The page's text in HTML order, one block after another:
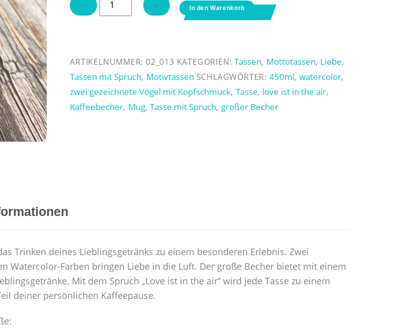
−
"love
the
air"
Menge
+ In den Warenkorb
ARTIKELNUMMER: 02_013 KATEGORIEN:Tassen, Mottotassen, Liebe,
Tassen mit Spruch, Motivtassen SCHLAGWÖRTER: 450ml,watercolor,
zwei gezeichnete Vögel mit Kopfschmuck, Tasse, love ist in the air,
Kaffeebecher, Mug,Tasse mit Spruch, großer Becher
Trinken deines Lieblingsgetränks zu einem besonderen Erlebnis. Zwei
Watercolor-Farben bringen Liebe in die Luft. Der große Becher bietet mit einem
Mit dem Spruch „Love ist in the air“ wird jede Tasse zu einem
deiner persönlichen Kaffeepause.